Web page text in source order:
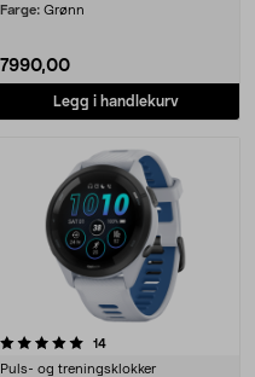
Farge: Grønn
7990,00
Legg i handlekurv
14anmeldelser
Puls- og treningsklokker